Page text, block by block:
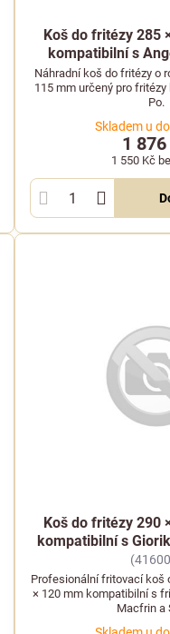
Koš do fritézy 285
kompatibilní s
Náhradní koš do fritézy o
115 mm určený pro
Po.
Skladem u
1
1 550 Kč
Koš do fritézy 290
kompatibilní s
Profesionální fritovací koš
× 120 mm kompatibilní s
Macfrin a